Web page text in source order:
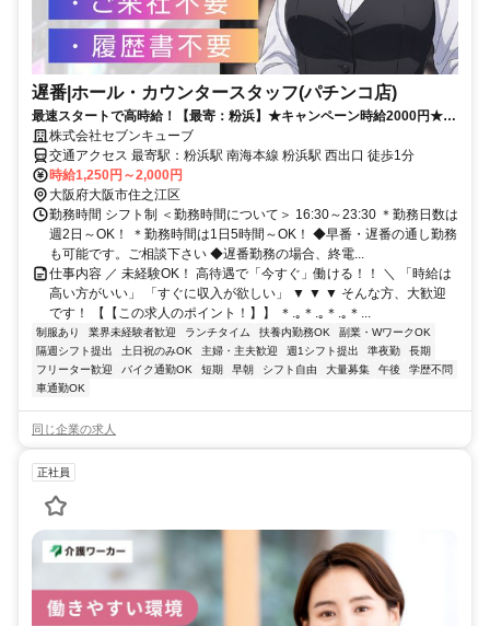
遅番|ホール・カウンタースタッフ(パチンコ店)
最速スタートで高時給！【最寄：粉浜】★キャンペーン時給2000円★週
2日～＆短時間も可能！しっかり稼げる◎日払い即日対応！
株式会社セブンキューブ
交通アクセス 最寄駅：粉浜駅 南海本線 粉浜駅 西出口 徒歩1分
時給1,250円～2,000円
大阪府大阪市住之江区
勤務時間 シフト制 ＜勤務時間について＞ 16:30～23:30 ＊勤務日数は
週2日～OK！ ＊勤務時間は1日5時間～OK！ ◆早番・遅番の通し勤務
も可能です。ご相談下さい ◆遅番勤務の場合、終電...
仕事内容 ／ 未経験OK！ 高待遇で「今すぐ」働ける！！ ＼ 「時給は
高い方がいい」 「すぐに収入が欲しい」 ▼ ▼ ▼ そんな方、大歓迎
です！ 【【この求人のポイント！】】 ＊.｡＊.｡＊.｡＊...
制服あり 業界未経験者歓迎 ランチタイム 扶養内勤務OK
副業・WワークOK
隔週シフト提出
土日祝のみOK 主婦・主夫歓迎 週1シフト提出 準夜勤
長期
フリーター歓迎
バイク通勤OK 短期 早朝 シフト自由 大量募集 午後
学歴不問
車通勤OK
同じ企業の求人
正社員